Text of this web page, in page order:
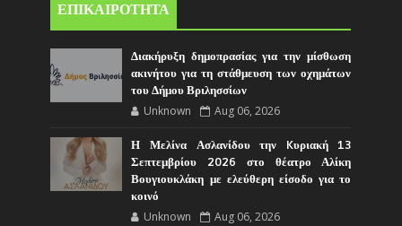
ΕΠΙΚΑΙΡΟΤΗΤΑ
Διακήρυξη δημοπρασίας για την μίσθωση
ακινήτου για τη στάθμευση των οχημάτων
του Δήμου Βριλησσίων
Unknown Aug 06, 2026
Η Μελίνα Ασλανίδου την Kυριακή 13
Σεπτεμβρίου 2026 στο θέατρο Αλίκη
Βουγιουκλάκη με ελεύθερη είσοδο για το
κοινό
Unknown Aug 06, 2026